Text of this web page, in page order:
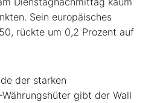
Sein europäisches
rückte um 0,2 Prozent auf
der starken
gibt der Wall